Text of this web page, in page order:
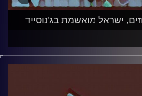
ישראל מואשמת בג'נוסייד
הפסיכולוג, עם פרופסור בועז בן-